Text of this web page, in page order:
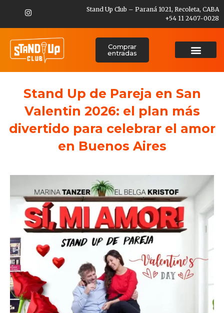
Stand Up Club – Paraná 1021, Recoleta, CABA
+54 11 2407-0028
Comprar
entradas
Stand Up de Pareja en San
Valentin 2026: el plan más
divertido para celebrar el amor
en Buenos Aires